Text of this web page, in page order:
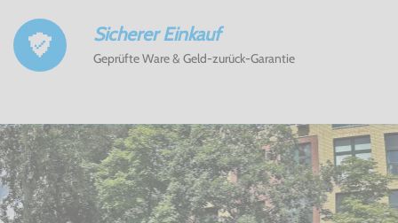
Sicherer Einkauf
Geprüfte Ware & Geld-zurück-Garantie